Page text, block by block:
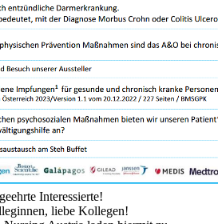
Interessierte!
liebe Kollegen!